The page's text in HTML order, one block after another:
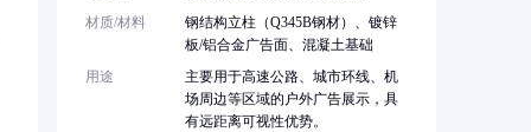
材质/材料
钢结构立柱（Q345B钢材）、镀锌
板/铝合金广告面、混凝土基础
用途
主要用于高速公路、城市环线、机
场周边等区域的户外广告展示，具
有远距离可视性优势。